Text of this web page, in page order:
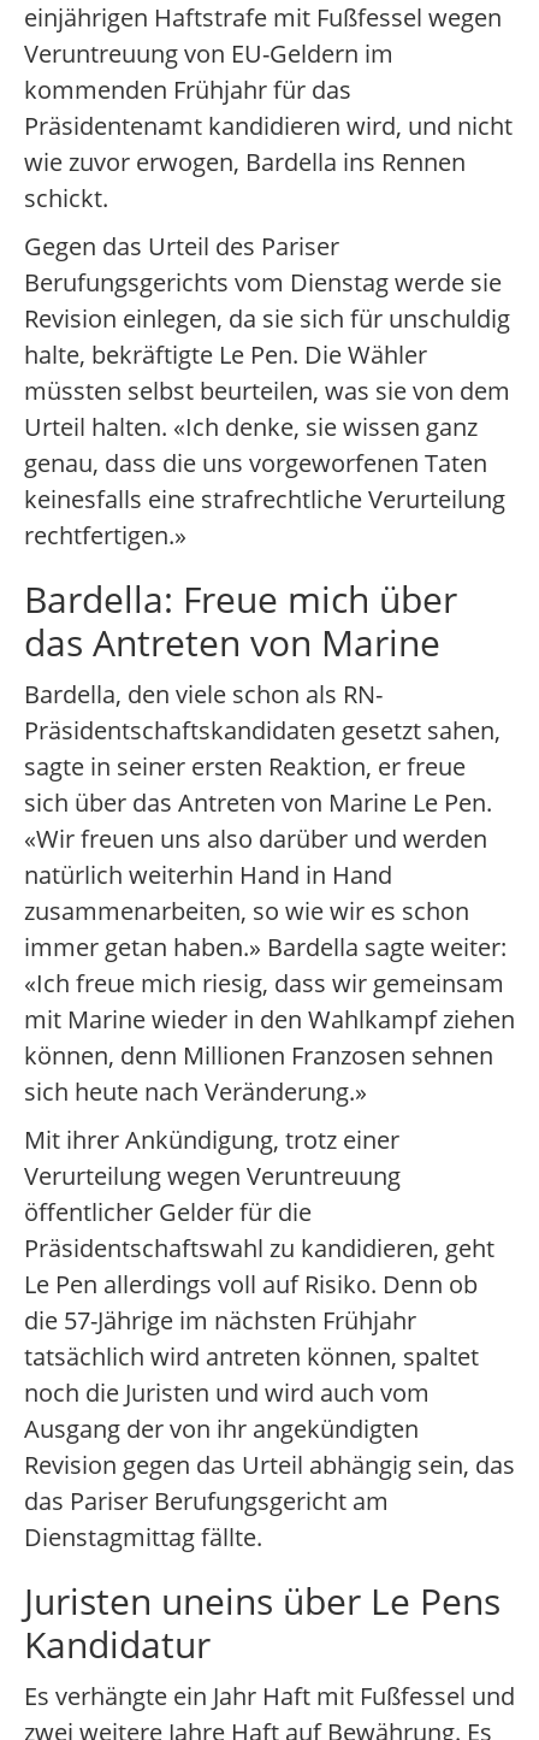
einjährigen Haftstrafe mit Fußfessel wegen
Veruntreuung von EU-Geldern im
kommenden Frühjahr für das
Präsidentenamt kandidieren wird, und nicht
wie zuvor erwogen, Bardella ins Rennen
schickt.
Gegen das Urteil des Pariser
Berufungsgerichts vom Dienstag werde sie
Revision einlegen, da sie sich für unschuldig
halte, bekräftigte Le Pen. Die Wähler
müssten selbst beurteilen, was sie von dem
Urteil halten. «Ich denke, sie wissen ganz
genau, dass die uns vorgeworfenen Taten
keinesfalls eine strafrechtliche Verurteilung
rechtfertigen.»
Bardella: Freue mich über
das Antreten von Marine
Bardella, den viele schon als RN-
Präsidentschaftskandidaten gesetzt sahen,
sagte in seiner ersten Reaktion, er freue
sich über das Antreten von Marine Le Pen.
«Wir freuen uns also darüber und werden
natürlich weiterhin Hand in Hand
zusammenarbeiten, so wie wir es schon
immer getan haben.» Bardella sagte weiter:
«Ich freue mich riesig, dass wir gemeinsam
mit Marine wieder in den Wahlkampf ziehen
können, denn Millionen Franzosen sehnen
sich heute nach Veränderung.»
Mit ihrer Ankündigung, trotz einer
Verurteilung wegen Veruntreuung
öffentlicher Gelder für die
Präsidentschaftswahl zu kandidieren, geht
Le Pen allerdings voll auf Risiko. Denn ob
die 57-Jährige im nächsten Frühjahr
tatsächlich wird antreten können, spaltet
noch die Juristen und wird auch vom
Ausgang der von ihr angekündigten
Revision gegen das Urteil abhängig sein, das
das Pariser Berufungsgericht am
Dienstagmittag fällte.
Juristen uneins über Le Pens
Kandidatur
Es verhängte ein Jahr Haft mit Fußfessel und
zwei weitere Jahre Haft auf Bewährung. Es